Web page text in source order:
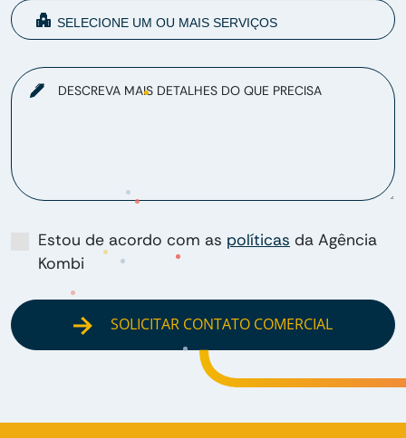
DESCREVA MAIS DETALHES DO QUE PRECISA
Estou de acordo com as políticas da Agência
Kombi
SOLICITAR CONTATO COMERCIAL